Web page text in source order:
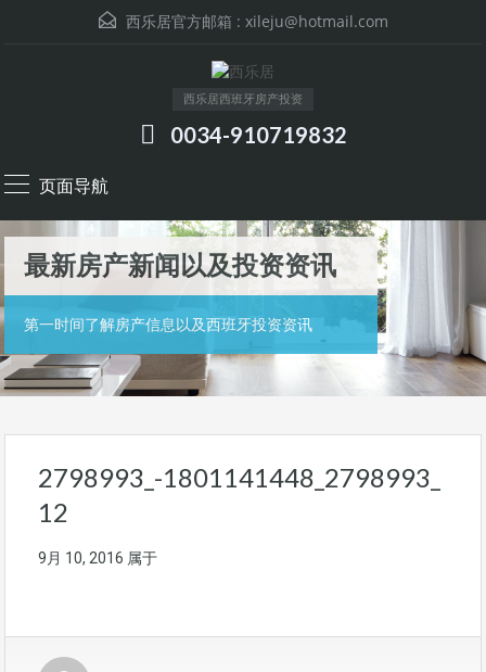
西乐居官方邮箱 : xileju@hotmail.com
西乐居西班牙房产投资
0034-910719832
页面导航
最新房产新闻以及投资资讯
第一时间了解房产信息以及西班牙投资资讯
2798993_-1801141448_2798993_
12
9月 10, 2016 属于